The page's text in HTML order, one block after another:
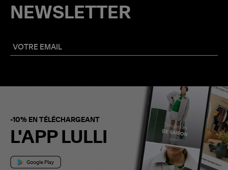
NEWSLETTER
-10% EN TÉLÉCHARGEANT
L'APP LULLI